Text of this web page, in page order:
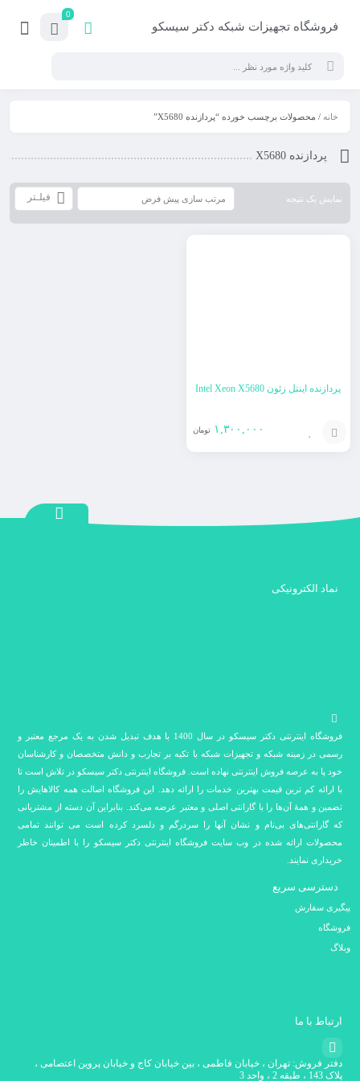
فروشگاه تجهیزات شبکه دکتر سیسکو
0
خانه / محصولات برچسب خورده “پردازنده X5680”
پردازنده X5680
فیلـتر نمایش یک نتیجه
پردازنده اینتل زئون Intel Xeon X5680
۱,۳۰۰,۰۰۰ تومان
نماد الکترونیکی
فروشگاه اینترنتی دکتر سیسکو در سال 1400 با هدف تبدیل شدن به یک مرجع معتبر و
رسمی در زمینه شبکه و تجهیزات شبکه با تکیه بر تجارب و دانش متخصصان و کارشناسان
خود پا به عرصه فروش اینترنتی نهاده است. فروشگاه اینترنتی دکتر سیسکو در تلاش است تا
با ارائه کم ترین قیمت بهترین خدمات را ارائه دهد. این فروشگاه اصالت همه کالاهایش را
تضمین و همۀ آن‌ها را با گارانتی اصلی و معتبر عرضه می‌کند. بنابراین آن دسته از مشتریانی
که گارانتی‌های بی‌نام و نشان آنها را سردرگم و دلسرد کرده است می توانند تمامی
محصولات ارائه شده در وب سایت فروشگاه اینترنتی دکتر سیسکو را با اطمینان خاطر
خریداری نمایند.
دسترسی سریع
پیگیری سفارش
فروشگاه
وبلاگ
ارتباط با ما
دفتر فروش: تهران ، خیابان فاطمی ، بین خیابان کاج و خیابان پروین اعتصامی ،
پلاک 143 ، طبقه 2 ، واحد 3